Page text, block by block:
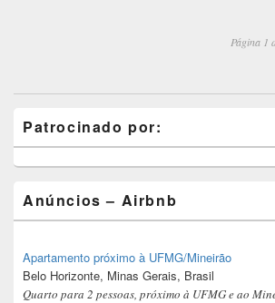
Página 1
Sidebar
Widget
Area
Patrocinado por:
Anúncios – Airbnb
Apartamento próximo à UFMG/Mineirão
Belo Horizonte, Minas Gerais, Brasil
Quarto para 2 pessoas, próximo à UFMG e ao